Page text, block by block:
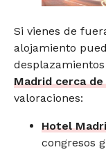
Si vienes de
alojamiento
Madrid cerca de
valoraciones:
Hotel
congresos